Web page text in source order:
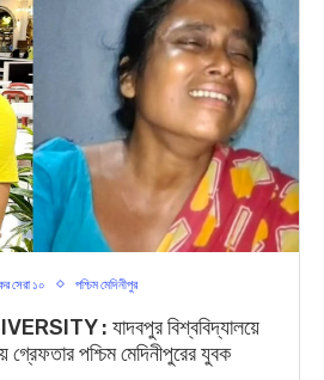
সেরা ১০ পশ্চিম মেদিনীপুর
: যাদবপুর বিশ্ববিদ্যালয়ে
পশ্চিম মেদিনীপুরের যুবক